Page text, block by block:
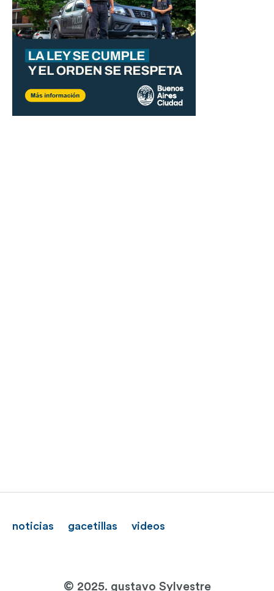
noticias gacetillas videos
© 2025. gustavo Sylvestre